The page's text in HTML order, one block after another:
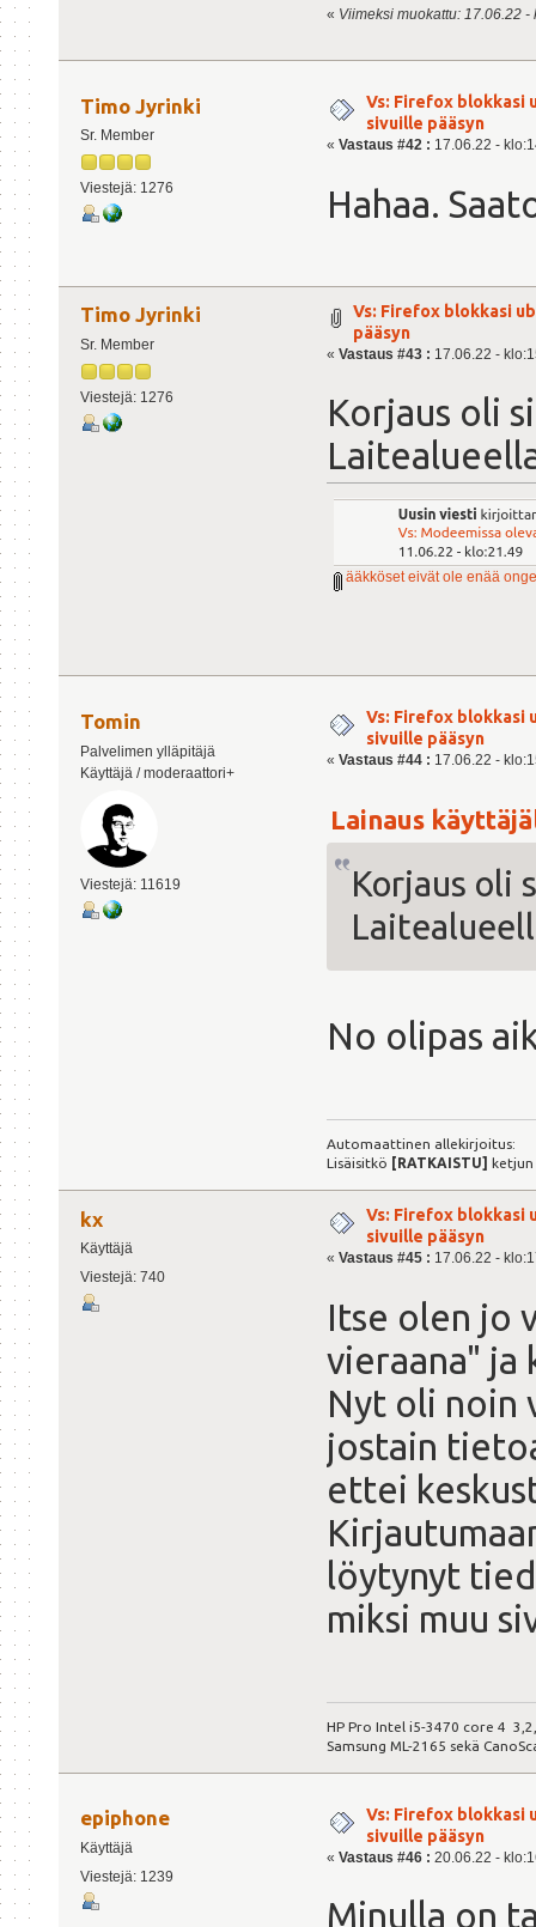
« Viimeksi muokattu: 17.06.22
Timo Jyrinki
Sr. Member
Viestejä: 1276
Vs: Firefox blokkasi
sivuille pääsyn
« Vastaus #42 : 17.06.22 -
Hahaa.
Timo Jyrinki
Sr. Member
Viestejä: 1276
Vs: Firefox blokkasi
pääsyn
« Vastaus #43 : 17.06.22 -
Korjaus oli
ääkköset eivät ole enää
Tomin
Palvelimen ylläpitäjä
Käyttäjä / moderaattori+
Viestejä: 11619
Vs: Firefox blokkasi
sivuille pääsyn
« Vastaus #44 : 17.06.22 -
Lainaus
Korjaus oli
No olipas
Automaattinen allekirjoitus:
Lisäisitkö [RATKAISTU]
kx
Käyttäjä
Viestejä: 740
Vs: Firefox blokkasi
sivuille pääsyn
« Vastaus #45 : 17.06.22 -
Itse olen jo
vieraana" ja
Nyt oli noin
jostain
ettei
löytynyt
miksi muu
HP Pro Intel i5-3470 core 4
Samsung ML-2165 sekä
epiphone
Käyttäjä
Viestejä: 1239
Vs: Firefox blokkasi
sivuille pääsyn
« Vastaus #46 : 20.06.22 -
Minulla on